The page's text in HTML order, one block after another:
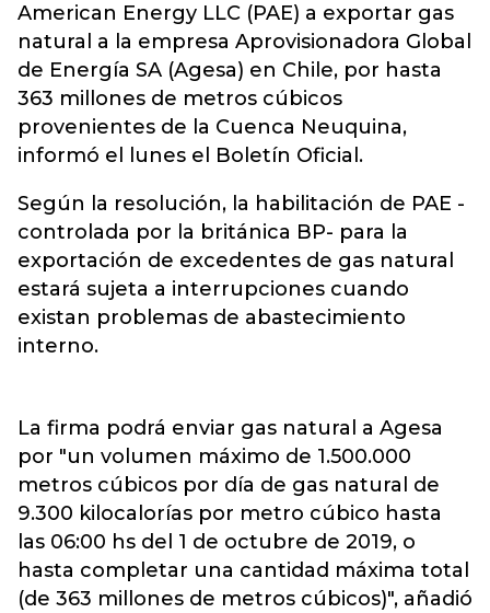
American Energy LLC (PAE) a exportar gas
natural a la empresa Aprovisionadora Global
de Energía SA (Agesa) en Chile, por hasta
363 millones de metros cúbicos
provenientes de la Cuenca Neuquina,
informó el lunes el Boletín Oficial.
Según la resolución, la habilitación de PAE -
controlada por la británica BP- para la
exportación de excedentes de gas natural
estará sujeta a interrupciones cuando
existan problemas de abastecimiento
interno.
La firma podrá enviar gas natural a Agesa
por "un volumen máximo de 1.500.000
metros cúbicos por día de gas natural de
9.300 kilocalorías por metro cúbico hasta
las 06:00 hs del 1 de octubre de 2019, o
hasta completar una cantidad máxima total
(de 363 millones de metros cúbicos)", añadió